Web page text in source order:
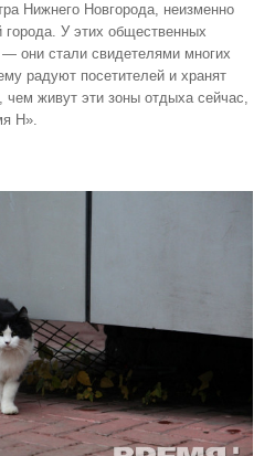
Нижнего Новгорода, неизменно
города. У этих общественных
— они стали свидетелями многих
радуют посетителей и хранят
чем живут эти зоны отдыха сейчас,
Н».